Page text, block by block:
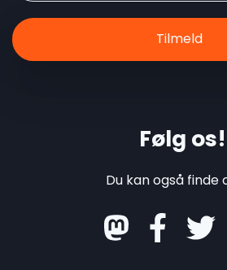
Følg os!
Du kan også finde
mastodon